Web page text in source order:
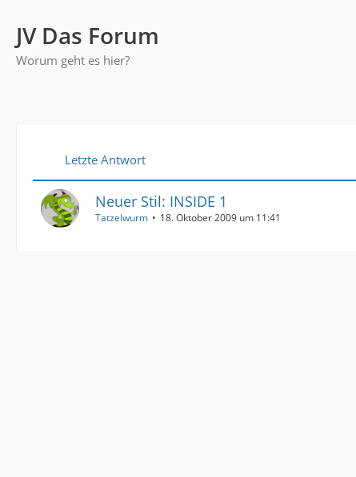
JV Das Forum
Worum geht es hier?
Letzte Antwort
Neuer Stil: INSIDE 1
Tatzelwurm 18. Oktober 2009 um 11:41